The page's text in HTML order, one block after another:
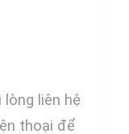
lòng liên hệ
thoại để